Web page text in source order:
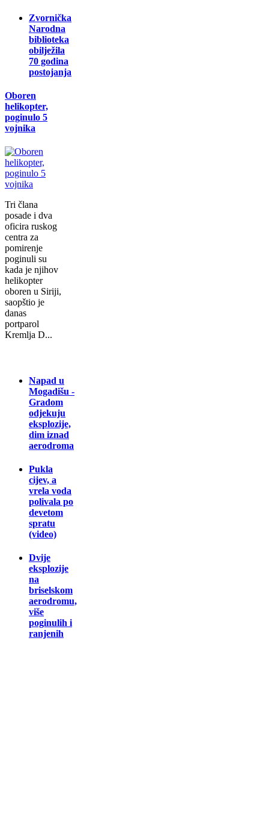
Zvornička
Narodna
biblioteka
obilježila
70 godina
postojanja
Oboren
helikopter,
poginulo 5
vojnika
Tri člana
posade i dva
oficira ruskog
centra za
pomirenje
poginuli su
kada je njihov
helikopter
oboren u Siriji,
saopštio je
danas
portparol
Kremlja D...
Napad u
Mogadišu -
Gradom
odjekuju
eksplozije,
dim iznad
aerodroma
Pukla
cijev, a
vrela voda
polivala po
devetom
spratu
(video)
Dvije
eksplozije
na
briselskom
aerodromu,
više
poginulih i
ranjenih